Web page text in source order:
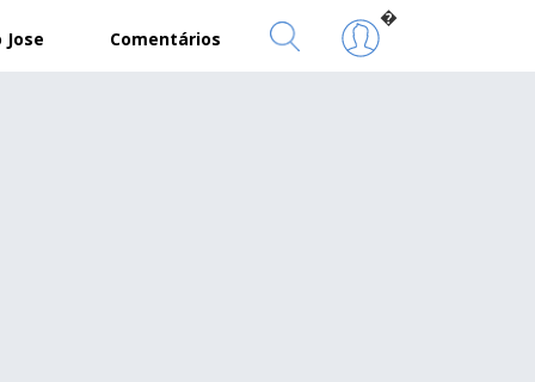
Comentários
�